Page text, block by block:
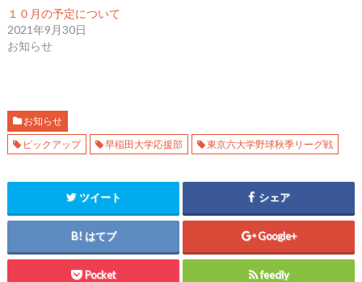
で
共
有
(
新
ド
ウ
で
開
き
ま
に
は
ク
新
い
ン
ド
ウ
で
開
き
ま
す
)
開
き
ま
１０月の予定について
2021年9月30日
お知らせ
お知らせ
ピックアップ
早稲田大学応援部 東京六大学野球秋季リーグ戦
ツイート シェア
はてブ Google+
Pocket feedly